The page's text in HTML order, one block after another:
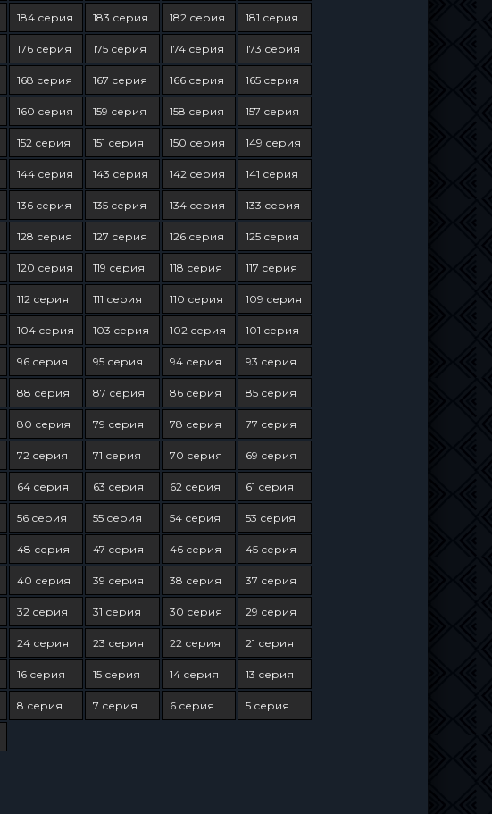
184 серия 183 серия 182 серия 181 серия
176 серия 175 серия 174 серия 173 серия
168 серия 167 серия 166 серия 165 серия
160 серия 159 серия 158 серия 157 серия
152 серия 151 серия 150 серия 149 серия
144 серия 143 серия 142 серия 141 серия
136 серия 135 серия 134 серия 133 серия
128 серия 127 серия 126 серия 125 серия
120 серия 119 серия 118 серия 117 серия
112 серия 111 серия 110 серия 109 серия
104 серия 103 серия 102 серия 101 серия
96 серия 95 серия 94 серия 93 серия
88 серия 87 серия 86 серия 85 серия
80 серия 79 серия 78 серия 77 серия
72 серия 71 серия 70 серия 69 серия
64 серия 63 серия 62 серия 61 серия
56 серия 55 серия 54 серия 53 серия
48 серия 47 серия 46 серия 45 серия
40 серия 39 серия 38 серия 37 серия
32 серия 31 серия 30 серия 29 серия
24 серия 23 серия 22 серия 21 серия
16 серия 15 серия 14 серия 13 серия
8 серия 7 серия 6 серия 5 серия